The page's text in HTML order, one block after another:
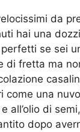
da
hai una
se sei
di fretta ma
come una
all’olio di
dopo